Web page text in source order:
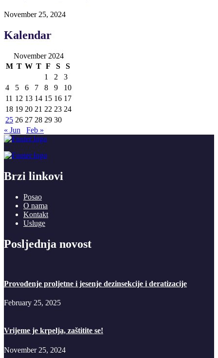
November 25, 2024
Kalendar
November 2024
M T W T F S
S
1
2
3
4
5 6 7 8 9
10
11 12 13 14 15 16 17
18 19 20 21 22 23 24
25 26 27 28 29 30
« Jun
Feb »
Brzi linkovi
Posao
O nama
Kontakt
Usluge
Posljednja novost
Provođenje proljetne i jesenje dezinsekcije i deratizacije
February 25, 2025
Vrijeme je krpelja, zaštitite se!
November 25, 2024